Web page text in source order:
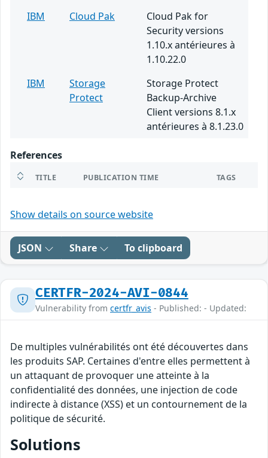
IBM
Cloud Pak
Cloud Pak for
Security versions
1.10.x antérieures à
1.10.22.0
IBM
Storage
Protect
Storage Protect
Backup-Archive
Client versions 8.1.x
antérieures à 8.1.23.0
References
TITLE PUBLICATION TIME TAGS
Show details on source website
JSON Share To clipboard
CERTFR-2024-AVI-0844
Vulnerability from certfr_avis - Published: - Updated:
De multiples vulnérabilités ont été découvertes dans
les produits SAP. Certaines d'entre elles permettent à
un attaquant de provoquer une atteinte à la
confidentialité des données, une injection de code
indirecte à distance (XSS) et un contournement de la
politique de sécurité.
Solutions